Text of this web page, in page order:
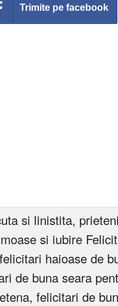
Trimite pe facebook
si linistita,
si iubire
haioase de
de buna seara
felicitari de